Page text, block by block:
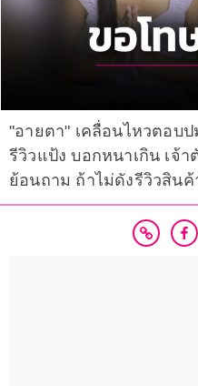
"อายตา" เคลื่อนไหวตอบ
รีวิวแป้ง บอกหนาเกิน เจ้
ย้อนถาม ถ้าไม่ดังรีวิวสินค้